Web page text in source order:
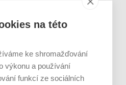
efektivní a
platebních
na této
ke shromažďování
výkonu a používání
funkcí ze sociálních